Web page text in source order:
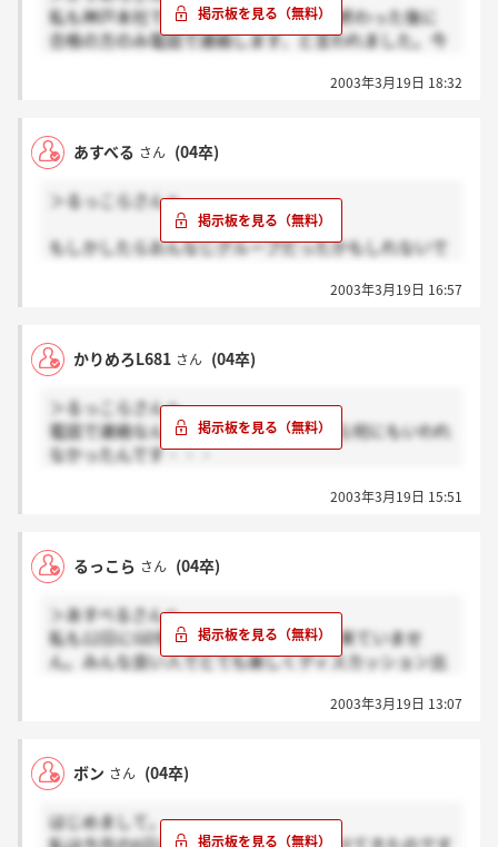
私も神戸本社で受けました。確か、GD終わった後に
合格の方のみ電話で連絡します、と言われました。今
少し選考に時間がかかるかもしれないですね。情報あ
＞あすべるさんへ
同じグループだったかもしれないですね。前向きに結
4日にお2人にお会いできることを願っています！！
2003年3月19日 18:32
あすべる さん (04卒)
＞るっこらさんへ
もしかしたらおんなじグループだったかもしれないで
願わくばお互い面接の場でお会いできることを・・・
2003年3月19日 16:57
かりめろL681 さん (04卒)
＞るっこらさんへ
電話で連絡なんですか？GD終わってから何にもいわれ
なかったんです・・・
次の面接は4月4日なのですが、そのための選考GDと
あわせて選考されるのかもしれないし、もう少し時間
がかかるのかもしれませんが・・・情報としてお伝え
選考が進んでお会いできるといいですね。
2003年3月19日 15:51
るっこら さん (04卒)
＞あすべるさんへ
私も12日にGD受けました。まだ連絡は来ていませ
ん。みんな良い人でとても楽しくディスカッション出
話で連絡があるとのことですので、どなたか連絡あっ
たらぜひ教えて下さいね。
2003年3月19日 13:07
ボン さん (04卒)
はじめまして。